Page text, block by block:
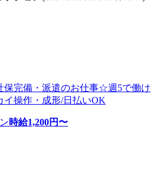
保完備・派遣のお仕事☆週5で働け
操作・成形/日払いOK
時給1,200円〜